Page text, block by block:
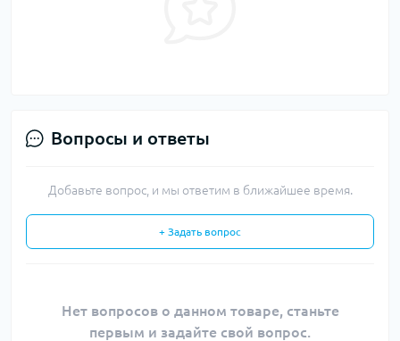
Вопросы и ответы
Добавьте вопрос, и мы ответим в ближайшее время.
+ Задать вопрос
Нет вопросов о данном товаре, станьте
первым и задайте свой вопрос.